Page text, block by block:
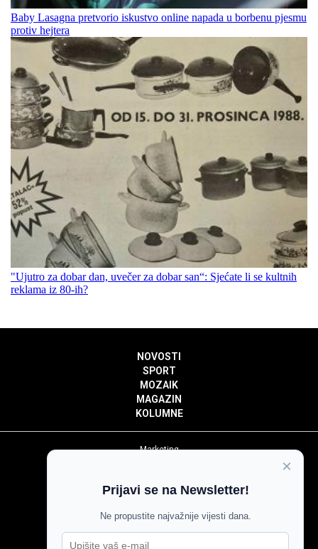
Baby Lasagna pretvorio iskustvo online napada u borbenu pjesmu
protiv hejtera
"Ujutro za dobar dan, uvečer za dobar san“: Sjećate li se kultnih
reklama iz 80-ih?
NOVOSTI
SPORT
MOZAIK
MAGAZIN
KOLUMNE
Marketing
Impressum
Pravila komentiranja
Agroglas
×
Prijavi se na Newsletter!
Ne propustite najvažnije vijesti dana.